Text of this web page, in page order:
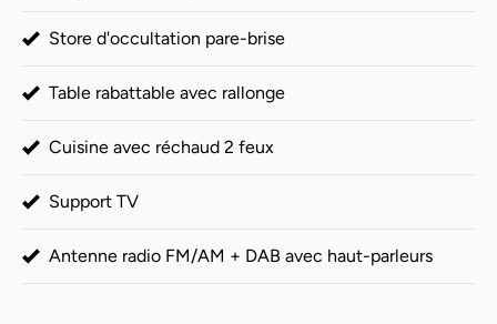
Store d'occultation pare-brise
Table rabattable avec rallonge
Cuisine avec réchaud 2 feux
Support TV
Antenne radio FM/AM + DAB avec haut-parleurs